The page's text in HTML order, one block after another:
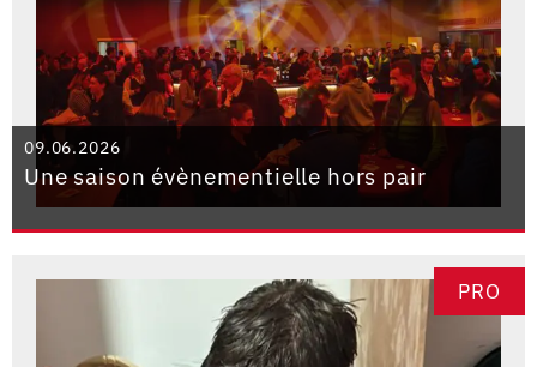
09.06.2026
Une saison évènementielle hors pair
PRO